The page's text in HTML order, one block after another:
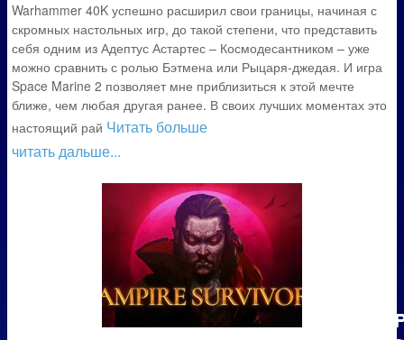
Warhammer 40K успешно расширил свои границы, начиная с
скромных настольных игр, до такой степени, что представить
себя одним из Адептус Астартес – Космодесантником – уже
можно сравнить с ролью Бэтмена или Рыцаря-джедая. И игра
Space Marine 2 позволяет мне приблизиться к этой мечте
ближе, чем любая другая ранее. В своих лучших моментах это
настоящий рай Читать больше
читать дальше...